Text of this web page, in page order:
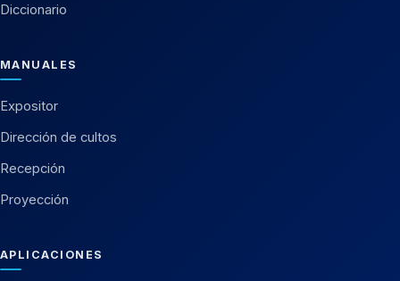
Diccionario
MANUALES
Expositor
Dirección de cultos
Recepción
Proyección
APLICACIONES